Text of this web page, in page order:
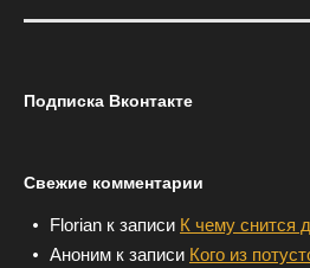
Подписка Вконтакте
Свежие комментарии
Florian к записи К чему снится
Аноним к записи Кого из